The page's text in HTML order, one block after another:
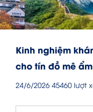
Kinh nghiệm
cho tín đồ mê
24/6/2026 45460 lượt